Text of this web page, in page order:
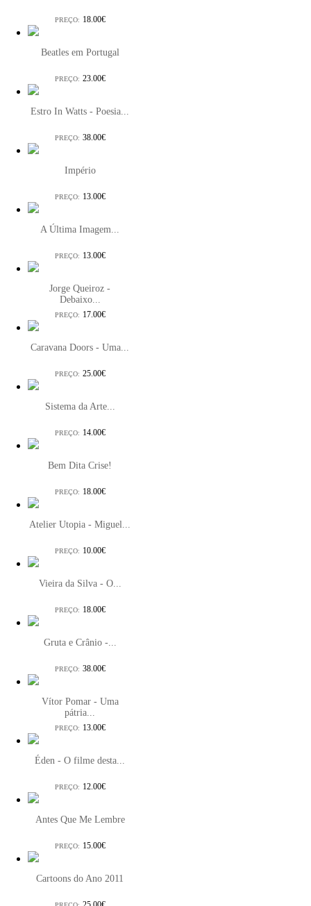
PREÇO: 18.00€
Beatles em Portugal
PREÇO: 23.00€
Estro In Watts - Poesia...
PREÇO: 38.00€
Império
PREÇO: 13.00€
A Última Imagem...
PREÇO: 13.00€
Jorge Queiroz -
Debaixo...
PREÇO: 17.00€
Caravana Doors - Uma...
PREÇO: 25.00€
Sistema da Arte...
PREÇO: 14.00€
Bem Dita Crise!
PREÇO: 18.00€
Atelier Utopia - Miguel...
PREÇO: 10.00€
Vieira da Silva - O...
PREÇO: 18.00€
Gruta e Crânio -...
PREÇO: 38.00€
Vítor Pomar - Uma
pátria...
PREÇO: 13.00€
Éden - O filme desta...
PREÇO: 12.00€
Antes Que Me Lembre
PREÇO: 15.00€
Cartoons do Ano 2011